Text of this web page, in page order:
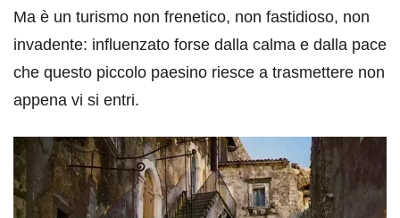
Ma è un turismo non frenetico, non fastidioso, non
invadente: influenzato forse dalla calma e dalla pace
che questo piccolo paesino riesce a trasmettere non
appena vi si entri.